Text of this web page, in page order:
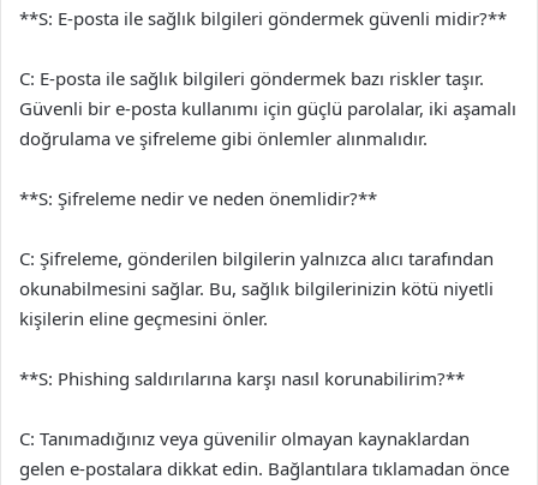
**S: E-posta ile sağlık bilgileri göndermek güvenli midir?**
C: E-posta ile sağlık bilgileri göndermek bazı riskler taşır.
Güvenli bir e-posta kullanımı için güçlü parolalar, iki aşamalı
doğrulama ve şifreleme gibi önlemler alınmalıdır.
**S: Şifreleme nedir ve neden önemlidir?**
C: Şifreleme, gönderilen bilgilerin yalnızca alıcı tarafından
okunabilmesini sağlar. Bu, sağlık bilgilerinizin kötü niyetli
kişilerin eline geçmesini önler.
**S: Phishing saldırılarına karşı nasıl korunabilirim?**
C: Tanımadığınız veya güvenilir olmayan kaynaklardan
gelen e-postalara dikkat edin. Bağlantılara tıklamadan önce